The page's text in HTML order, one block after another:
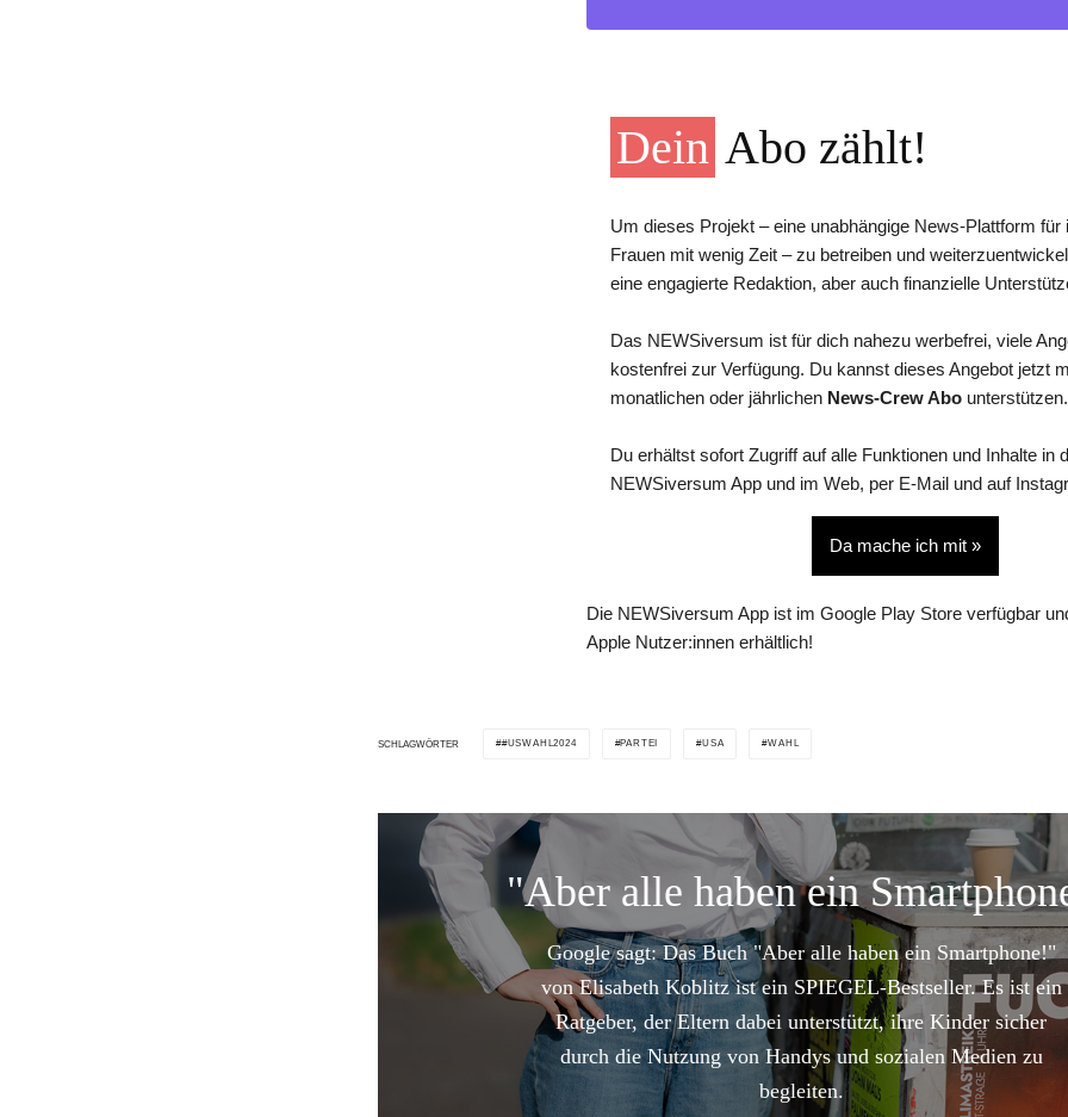
Dein Abo zählt!
Um dieses Projekt – eine unabhängige News-Plattform für
Frauen mit wenig Zeit – zu betreiben und
eine engagierte Redaktion, aber auch finanzielle
Das NEWSiversum ist für dich nahezu werbefrei, viele
kostenfrei zur Verfügung. Du kannst dieses Angebot jetzt
monatlichen oder jährlichen News-Crew Abo unterstützen.
Du erhältst sofort Zugriff auf alle Funktionen und Inhalte in
NEWSiversum App und im Web, per E-Mail und auf
Da mache ich mit »
Die NEWSiversum App ist im Google Play Store verfügbar
Apple Nutzer:innen erhältlich!
SCHLAGWÖRTER #USWAHL2024 PARTEI USA WAHL
"Aber alle haben ein
Google sagt: Das Buch "Aber alle haben ein Smartphone!"
von Elisabeth Koblitz ist ein SPIEGEL-Bestseller. Es ist ein
Ratgeber, der Eltern dabei unterstützt, ihre Kinder sicher
durch die Nutzung von Handys und sozialen Medien zu
begleiten.